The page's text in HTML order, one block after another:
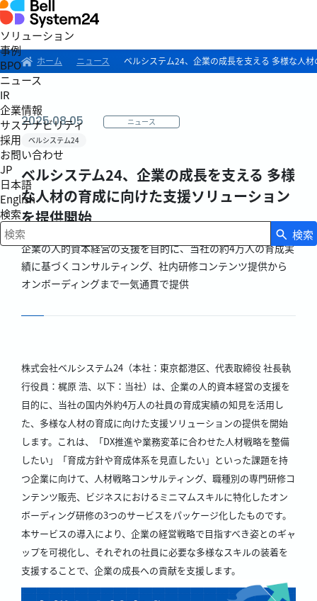
ソリューション
事例
BPO
ニュース
IR
企業情報
サステナビリティ
採用
お問い合わせ
JP
日本語
English
検索
検索キーワード入力
検索
ホーム ニュース ベルシステム24、企業の成長を支える 多様な人
2025.08.05
ニュース
ベルシステム24
ベルシステム24、企業の成長を支える 多様
な人材の育成に向けた支援ソリューション
を提供開始
企業の人的資本経営の支援を目的に、当社の約4万人の育成実
績に基づくコンサルティング、社内研修コンテンツ提供から
オンボーディングまで一気通貫で提供
株式会社ベルシステム24（本社：東京都港区、代表取締役 社長執
行役員：梶原 浩、以下：当社）は、企業の人的資本経営の支援を
目的に、当社の国内外約4万人の社員の育成実績の知見を活用し
た、多様な人材の育成に向けた支援ソリューションの提供を開始
します。これは、「DX推進や業務変革に合わせた人材戦略を整備
したい」「育成方針や育成体系を見直したい」といった課題を持
つ企業に向けて、人材戦略コンサルティング、職種別の専門研修コ
ンテンツ販売、ビジネスにおけるミニマムスキルに特化したオン
ボーディング研修の3つのサービスをパッケージ化したものです。
本サービスの導入により、企業の経営戦略で目指すべき姿とのギャ
ップを可視化し、それぞれの社員に必要な多様なスキルの装着を
支援することで、企業の成長への貢献を支援します。